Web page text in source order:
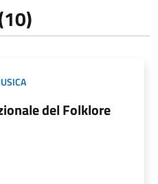
del Folklore